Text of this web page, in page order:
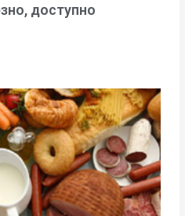
доступно